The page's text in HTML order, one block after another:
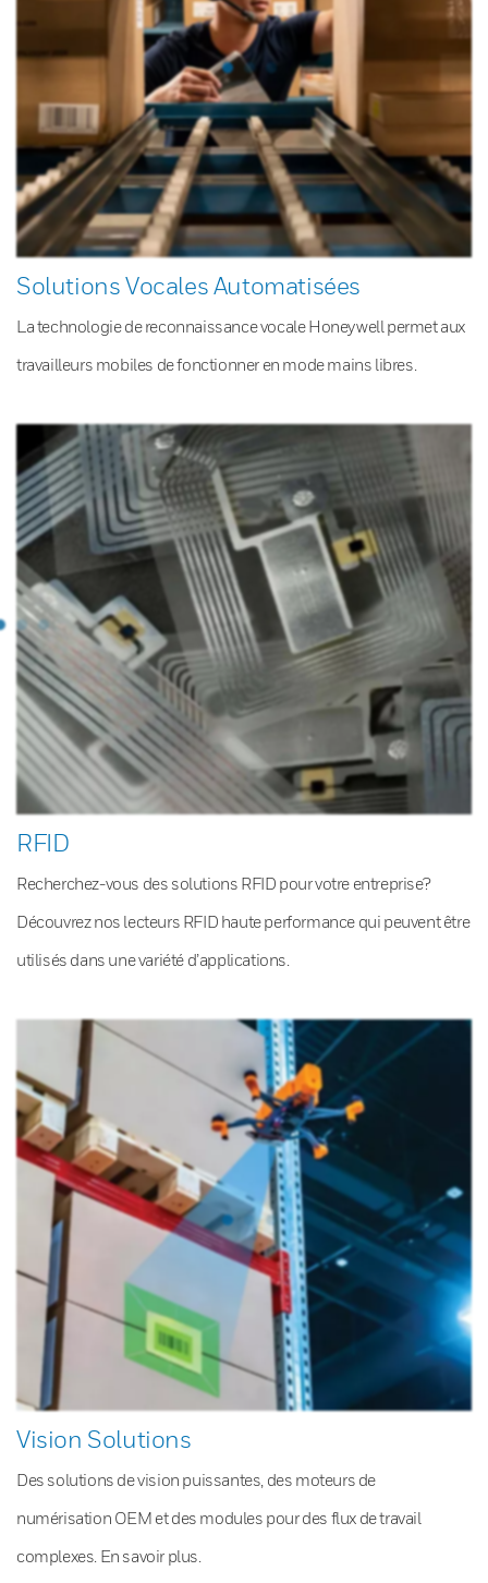
Solutions Vocales Automatisées
La technologie de reconnaissance vocale Honeywell permet aux
travailleurs mobiles de fonctionner en mode mains libres.
RFID
Recherchez-vous des solutions RFID pour votre entreprise?
Découvrez nos lecteurs RFID haute performance qui peuvent être
utilisés dans une variété d’applications.
Vision Solutions
Des solutions de vision puissantes, des moteurs de
numérisation OEM et des modules pour des flux de travail
complexes. En savoir plus.